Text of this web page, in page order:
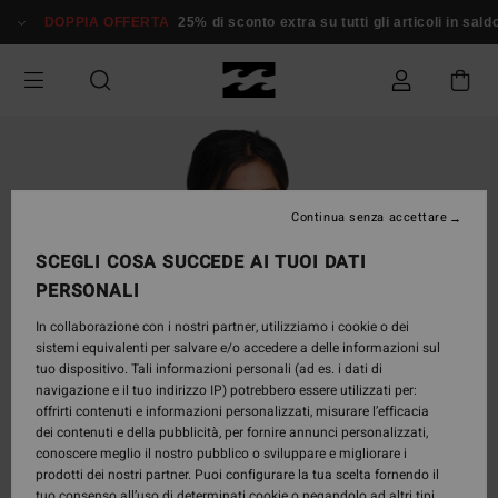
alle
prodotto
DOPPIA OFFERTA 25% di sconto extra su tutti gli articoli in saldo*
SCEGLI COSA SUCCEDE AI TUOI DATI
PERSONALI
In collaborazione con i nostri partner, utilizziamo i cookie o dei
sistemi equivalenti per salvare e/o accedere a delle informazioni sul
tuo dispositivo. Tali informazioni personali (ad es. i dati di
navigazione e il tuo indirizzo IP) potrebbero essere utilizzati per:
offrirti contenuti e informazioni personalizzati, misurare l’efficacia
dei contenuti e della pubblicità, per fornire annunci personalizzati,
conoscere meglio il nostro pubblico o sviluppare e migliorare i
prodotti dei nostri partner. Puoi configurare la tua scelta fornendo il
Continua senza accettare